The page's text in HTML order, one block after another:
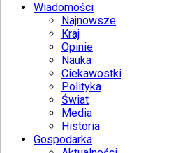
Wiadomości
Najnowsze
Kraj
Opinie
Nauka
Ciekawostki
Polityka
Świat
Media
Historia
Gospodarka